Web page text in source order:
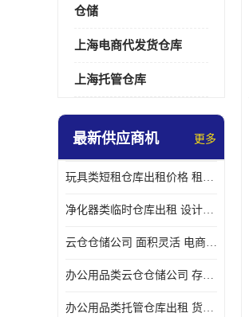
仓储
上海电商代发货仓库
上海托管仓库
最新供应商机 更多
玩具类短租仓库出租价格 租期灵活 智能电商配套
净化器类临时仓库出租 设计简单 电商仓储物流战略合作
云仓仓储公司 面积灵活 电商仓储物流战略合作
办公用品类云仓仓储公司 存货周转很快 电商仓储物流战略整合
办公用品类托管仓库出租 货物装卸方便 电商仓储物流战略合作